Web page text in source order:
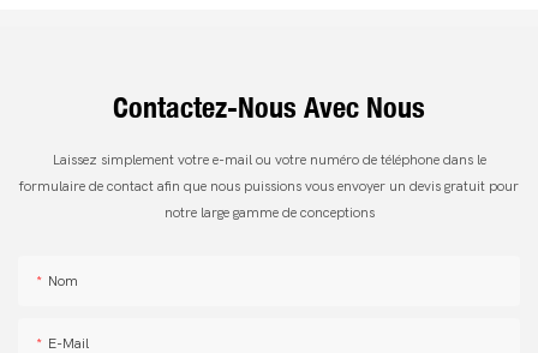
Contactez-Nous Avec Nous
Laissez simplement votre e-mail ou votre numéro de téléphone dans le
formulaire de contact afin que nous puissions vous envoyer un devis gratuit pour
notre large gamme de conceptions
Nom
E-Mail